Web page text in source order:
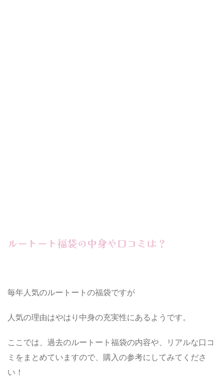
ルートート福袋の中身や口コミは？
毎年人気のルートートの福袋ですが
人気の理由はやはり中身の充実性にあるようです。
ここでは、過去のルートート福袋の内容や、リアルな口コ
ミをまとめていますので、購入の参考にしてみてくださ
い！